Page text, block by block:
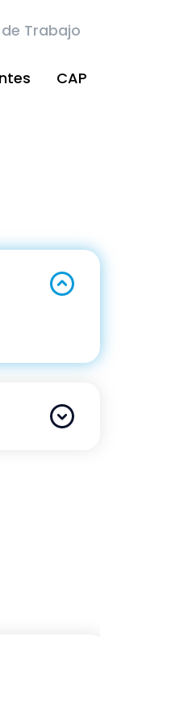
Trabajo
CAP